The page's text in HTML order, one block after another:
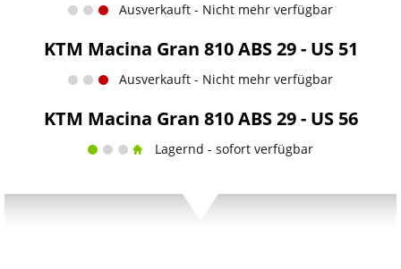
Ausverkauft - Nicht mehr verfügbar
KTM Macina Gran 810 ABS 29 - US 51
Ausverkauft - Nicht mehr verfügbar
KTM Macina Gran 810 ABS 29 - US 56
Lagernd - sofort verfügbar